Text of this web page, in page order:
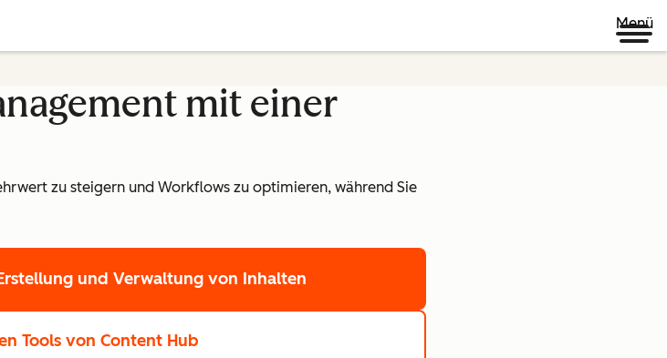
Menü
mit einer
zu steigern und Workflows zu optimieren, während Sie
und Verwaltung von Inhalten
Tools von Content Hub